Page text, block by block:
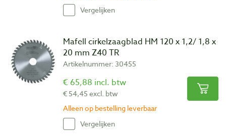
Naast de wisseltanden wordt er ook een zogenaamde daktand
toegepast. Deze ontlast de wisseltanden en zorgt voor een hoge
een uitstekende zaagsnedekwaliteit gerealiseerd.
Trapeziumvlaktand
Vergelijken
Mafell cirkelzaagblad HM 120 x 1,2/ 1,8 x
20 mm Z40 TR
Artikelnummer: 30455
€ 65,88 incl. btw
€ 54,45 excl. btw
Alleen op bestelling leverbaar
Vergelijken